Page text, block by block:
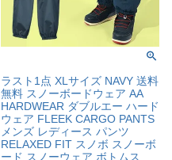
ラスト1点 XLサイズ NAVY 送料
無料 スノーボードウェア AA
HARDWEAR ダブルエー ハード
ウェア FLEEK CARGO PANTS
メンズ レディース パンツ
RELAXED FIT スノボ スノーボ
ード スノーウェア ボトムス